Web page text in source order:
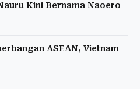
Kini Bernama Naoero
ASEAN, Vietnam